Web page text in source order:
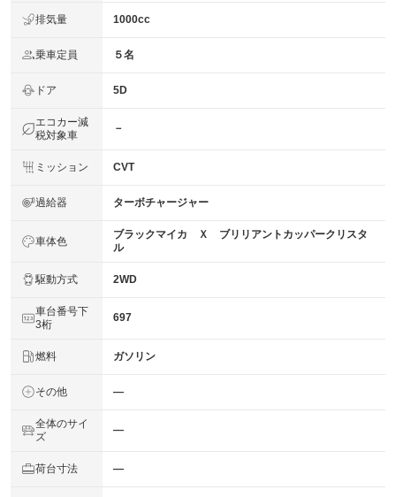
排気量 1000cc
乗車定員 ５名
ドア 5D
エコカー減
税対象車
－
ミッション CVT
過給器 ターボチャージャー
車体色
ブラックマイカ Ｘ ブリリアントカッパークリスタ
ル
駆動方式 2WD
車台番号下
3桁
697
燃料 ガソリン
その他 ―
全体のサイ
ズ
―
荷台寸法 ―